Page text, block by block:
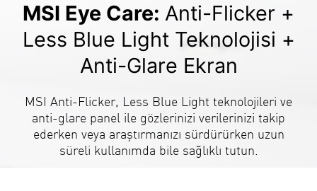
MSI Eye Care: Anti-Flicker +
Less Blue Light Teknolojisi +
Anti-Glare Ekran
MSI Anti-Flicker, Less Blue Light teknolojileri ve
anti-glare panel ile gözlerinizi verilerinizi takip
ederken veya araştırmanızı sürdürürken uzun
süreli kullanımda bile sağlıklı tutun.